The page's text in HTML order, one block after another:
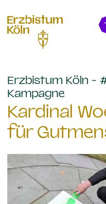
Erzbistum Köln -
Kampagne:
Kardinal
für